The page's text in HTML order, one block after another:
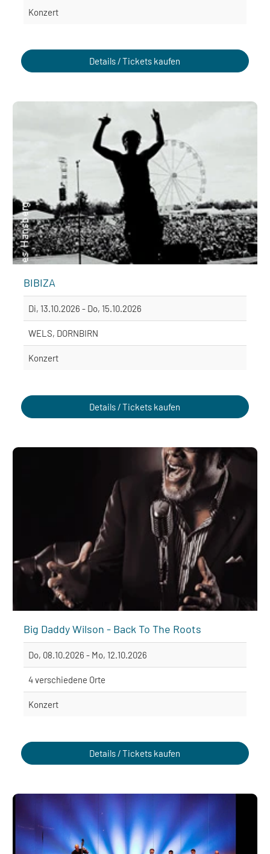
Konzert
Details / Tickets kaufen
BIBIZA
Di, 13.10.2026 - Do, 15.10.2026
WELS, DORNBIRN
Konzert
Details / Tickets kaufen
Big Daddy Wilson - Back To The Roots
Do, 08.10.2026 - Mo, 12.10.2026
4 verschiedene Orte
Konzert
Details / Tickets kaufen